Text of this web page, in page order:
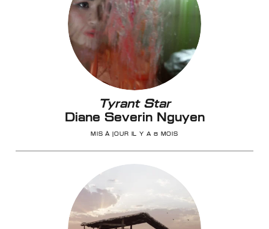
Tyrant Star
Diane Severin Nguyen
MIS À JOUR IL Y A 8 MOIS